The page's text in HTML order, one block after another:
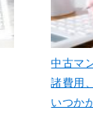
中古マ
諸費用
いつか